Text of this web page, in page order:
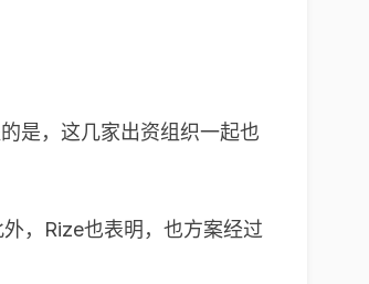
是，这几家出资组织一起也
，Rize也表明，也方案经过